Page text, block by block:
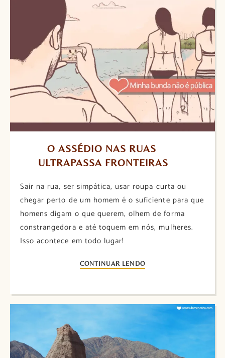
O ASSÉDIO NAS RUAS
ULTRAPASSA FRONTEIRAS
Sair na rua, ser simpática, usar roupa curta ou
chegar perto de um homem é o suficiente para que
homens digam o que querem, olhem de forma
constrangedora e até toquem em nós, mulheres.
Isso acontece em todo lugar!
CONTINUAR LENDO